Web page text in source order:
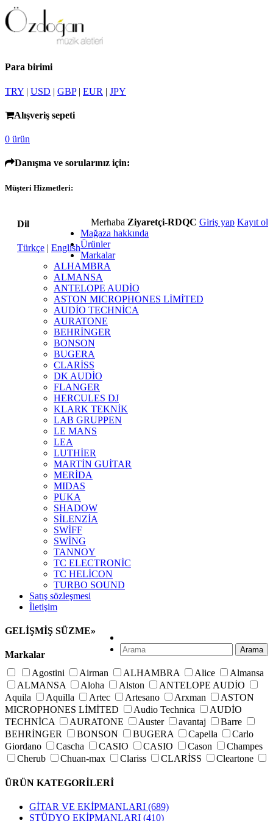
Para birimi
TRY | USD | GBP| EUR | JPY
Alışveriş sepeti
0 ürün
Danışma ve sorularınız için:
Müşteri Hizmetleri:
Dil
Türkçe | English
Merhaba Ziyaretçi-RDQC Giriş yap Kayıt ol
Mağaza hakkında
Ürünler
Markalar
ALHAMBRA
ALMANSA
ANTELOPE AUDİO
ASTON MICROPHONES LİMİTED
AUDİO TECHNİCA
AURATONE
BEHRİNGER
BONSON
BUGERA
CLARİSS
DK AUDİO
FLANGER
HERCULES DJ
KLARK TEKNİK
LAB GRUPPEN
LE MANS
LEA
LUTHİER
MARTİN GUİTAR
MERİDA
MIDAS
PUKA
SHADOW
SİLENZİA
SWİFF
SWİNG
TANNOY
TC ELECTRONİC
TC HELİCON
TURBO SOUND
Satış sözleşmesi
İletişim
Arama
GELİŞMİŞ SÜZME»
Markalar
Agostini
Airman ALHAMBRA Alice
Almansa
ALMANSA
Aloha Alston
ANTELOPE AUDİO
Aquila
Aquilla Artec Artesano Arxman
ASTON
MICROPHONES LİMİTED
Audio Technica
AUDİO
TECHNİCA
AURATONE Auster avantaj
Barre
BEHRİNGER
BONSON BUGERA Capella
Carlo
Giordano
Cascha CASIO CASIO Cason
Champes
Cherub
Chuan-max Clariss CLARİSS
Cleartone
D\'addario
D\'orazio D\'orazio
Dorazio
Dotch Dr. Drum Dunlop
ÜRÜN KATEGORİLERİ
GİTAR VE EKİPMANLARI (689)
STÜDYO EKİPMANLARI (410)